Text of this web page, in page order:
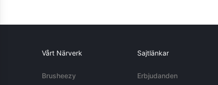
Vårt Närverk
Brusheezy
Sajtlänkar
Erbjudanden